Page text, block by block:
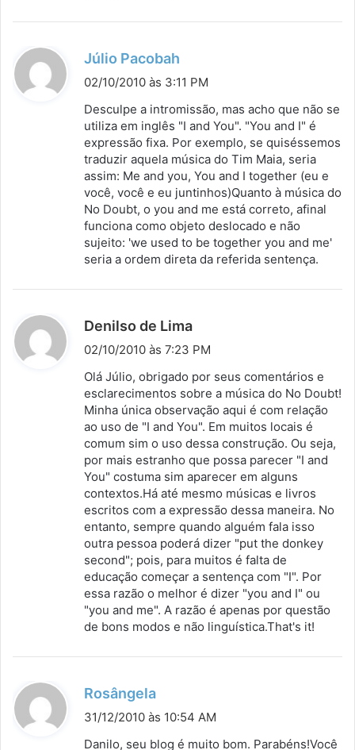
Júlio Pacobah
i
s
e
:
02/10/2010 às 3:11 PM
Desculpe a intromissão, mas acho que não se
utiliza em inglês "I and You". "You and I" é
expressão fixa. Por exemplo, se quiséssemos
traduzir aquela música do Tim Maia, seria
assim: Me and you, You and I together (eu e
você, você e eu juntinhos)Quanto à música do
No Doubt, o you and me está correto, afinal
funciona como objeto deslocado e não
sujeito: 'we used to be together you and me'
seria a ordem direta da referida sentença.
Denilso de Lima
i
s
e
:
02/10/2010 às 7:23 PM
Olá Júlio, obrigado por seus comentários e
esclarecimentos sobre a música do No Doubt!
Minha única observação aqui é com relação
ao uso de "I and You". Em muitos locais é
comum sim o uso dessa construção. Ou seja,
por mais estranho que possa parecer "I and
You" costuma sim aparecer em alguns
contextos.Há até mesmo músicas e livros
escritos com a expressão dessa maneira. No
entanto, sempre quando alguém fala isso
outra pessoa poderá dizer "put the donkey
second"; pois, para muitos é falta de
educação começar a sentença com "I". Por
essa razão o melhor é dizer "you and I" ou
"you and me". A razão é apenas por questão
de bons modos e não linguística.That's it!
Rosângela
i
31/12/2010 às 10:54 AM
Danilo, seu blog é muito bom. Parabéns!Você